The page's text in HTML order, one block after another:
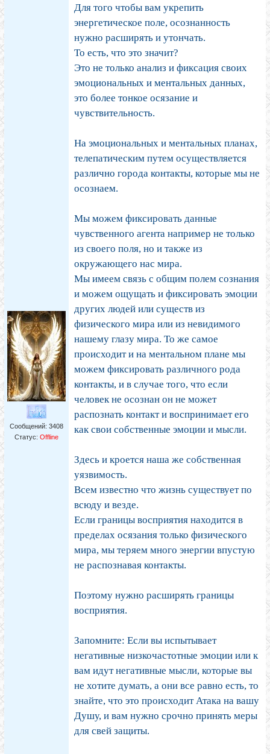
Сообщений: 3408
Статус: Offline
Для того чтобы вам укрепить
энергетическое поле, осознанность
нужно расширять и утончать.
То есть, что это значит?
Это не только анализ и фиксация своих
эмоциональных и ментальных данных,
это более тонкое осязание и
чувствительность.
На эмоциональных и ментальных планах,
телепатическим путем осуществляется
различно города контакты, которые мы не
осознаем.
Мы можем фиксировать данные
чувственного агента например не только
из своего поля, но и также из
окружающего нас мира.
Мы имеем связь с общим полем сознания
и можем ощущать и фиксировать эмоции
других людей или существ из
физического мира или из невидимого
нашему глазу мира. То же самое
происходит и на ментальном плане мы
можем фиксировать различного рода
контакты, и в случае того, что если
человек не осознан он не может
распознать контакт и воспринимает его
как свои собственные эмоции и мысли.
Здесь и кроется наша же собственная
уязвимость.
Всем известно что жизнь существует по
всюду и везде.
Если границы восприятия находится в
пределах осязания только физического
мира, мы теряем много энергии впустую
не распознавая контакты.
Поэтому нужно расширять границы
восприятия.
Запомните: Если вы испытывает
негативные низкочастотные эмоции или к
вам идут негативные мысли, которые вы
не хотите думать, а они все равно есть, то
знайте, что это происходит Атака на вашу
Душу, и вам нужно срочно принять меры
для свей защиты.